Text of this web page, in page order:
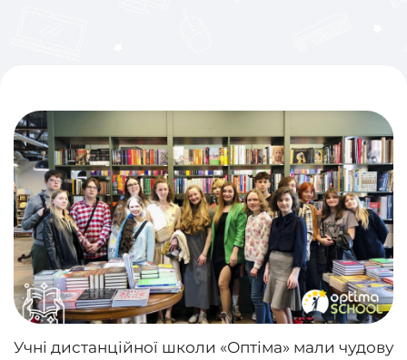
Учні дистанційної школи «Оптіма» мали чудову